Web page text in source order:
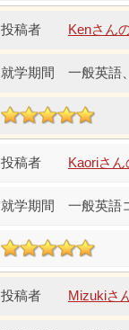
Kenさん
一般英語
Kaoriさ
一般英語
Mizukiさ